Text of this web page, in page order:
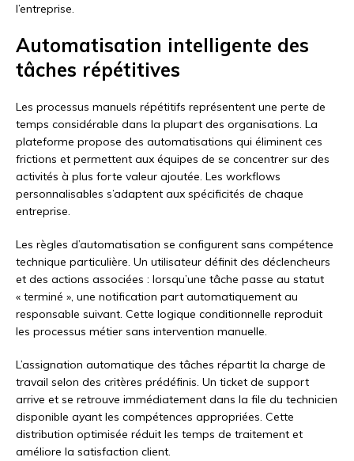
l’entreprise.
Automatisation intelligente des
tâches répétitives
Les processus manuels répétitifs représentent une perte de
temps considérable dans la plupart des organisations. La
plateforme propose des automatisations qui éliminent ces
frictions et permettent aux équipes de se concentrer sur des
activités à plus forte valeur ajoutée. Les workflows
personnalisables s’adaptent aux spécificités de chaque
entreprise.
Les règles d’automatisation se configurent sans compétence
technique particulière. Un utilisateur définit des déclencheurs
et des actions associées : lorsqu’une tâche passe au statut
« terminé », une notification part automatiquement au
responsable suivant. Cette logique conditionnelle reproduit
les processus métier sans intervention manuelle.
L’assignation automatique des tâches répartit la charge de
travail selon des critères prédéfinis. Un ticket de support
arrive et se retrouve immédiatement dans la file du technicien
disponible ayant les compétences appropriées. Cette
distribution optimisée réduit les temps de traitement et
améliore la satisfaction client.